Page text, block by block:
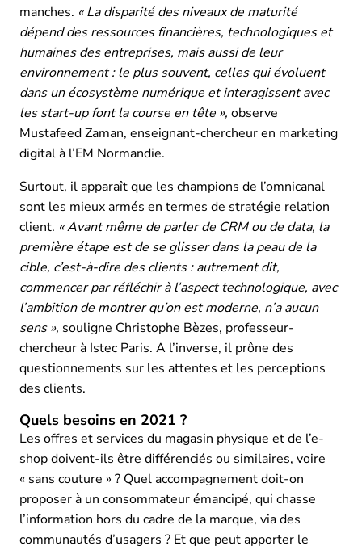
manches. « La disparité des niveaux de maturité
dépend des ressources financières, technologiques et
humaines des entreprises, mais aussi de leur
environnement : le plus souvent, celles qui évoluent
dans un écosystème numérique et interagissent avec
les start-up font la course en tête », observe
Mustafeed Zaman, enseignant-chercheur en marketing
digital à l’EM Normandie.
Surtout, il apparaît que les champions de l’omnicanal
sont les mieux armés en termes de stratégie relation
client. « Avant même de parler de CRM ou de data, la
première étape est de se glisser dans la peau de la
cible, c’est-à-dire des clients : autrement dit,
commencer par réfléchir à l’aspect technologique, avec
l’ambition de montrer qu’on est moderne, n’a aucun
sens », souligne Christophe Bèzes, professeur-
chercheur à Istec Paris. A l’inverse, il prône des
questionnements sur les attentes et les perceptions
des clients.
Quels besoins en 2021 ?
Les offres et services du magasin physique et de l’e-
shop doivent-ils être différenciés ou similaires, voire
« sans couture » ? Quel accompagnement doit-on
proposer à un consommateur émancipé, qui chasse
l’information hors du cadre de la marque, via des
communautés d’usagers ? Et que peut apporter le